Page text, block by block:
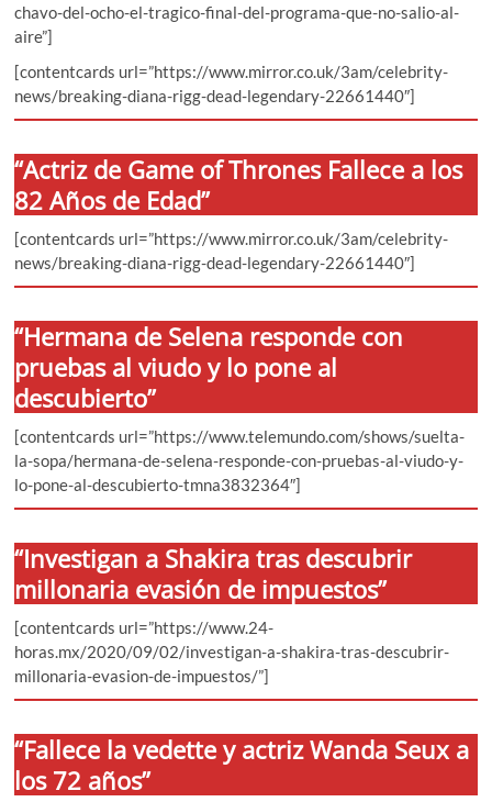
chavo-del-ocho-el-tragico-final-del-programa-que-no-salio-al-
aire”]
[contentcards url=”https://www.mirror.co.uk/3am/celebrity-
news/breaking-diana-rigg-dead-legendary-22661440″]
“Actriz de Game of Thrones Fallece a los
82 Años de Edad”
[contentcards url=”https://www.mirror.co.uk/3am/celebrity-
news/breaking-diana-rigg-dead-legendary-22661440″]
“Hermana de Selena responde con
pruebas al viudo y lo pone al
descubierto”
[contentcards url=”https://www.telemundo.com/shows/suelta-
la-sopa/hermana-de-selena-responde-con-pruebas-al-viudo-y-
lo-pone-al-descubierto-tmna3832364″]
“Investigan a Shakira tras descubrir
millonaria evasión de impuestos”
[contentcards url=”https://www.24-
horas.mx/2020/09/02/investigan-a-shakira-tras-descubrir-
millonaria-evasion-de-impuestos/”]
“Fallece la vedette y actriz Wanda Seux a
los 72 años”